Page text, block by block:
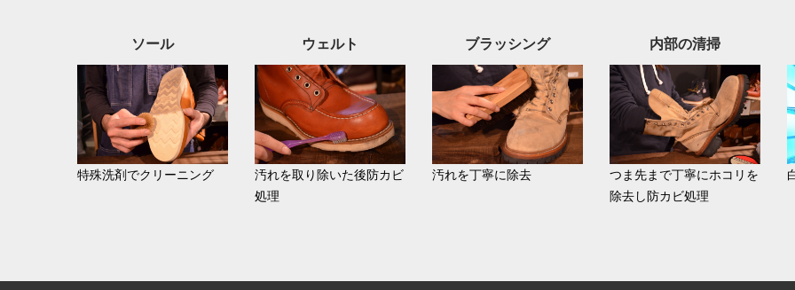
ソール
特殊洗剤でクリーニング
ウェルト
汚れを取り除いた後防カビ
処理
ブラッシング
汚れを丁寧に除去
内部の清掃
つま先まで丁寧にホコリを
除去し防カビ処理